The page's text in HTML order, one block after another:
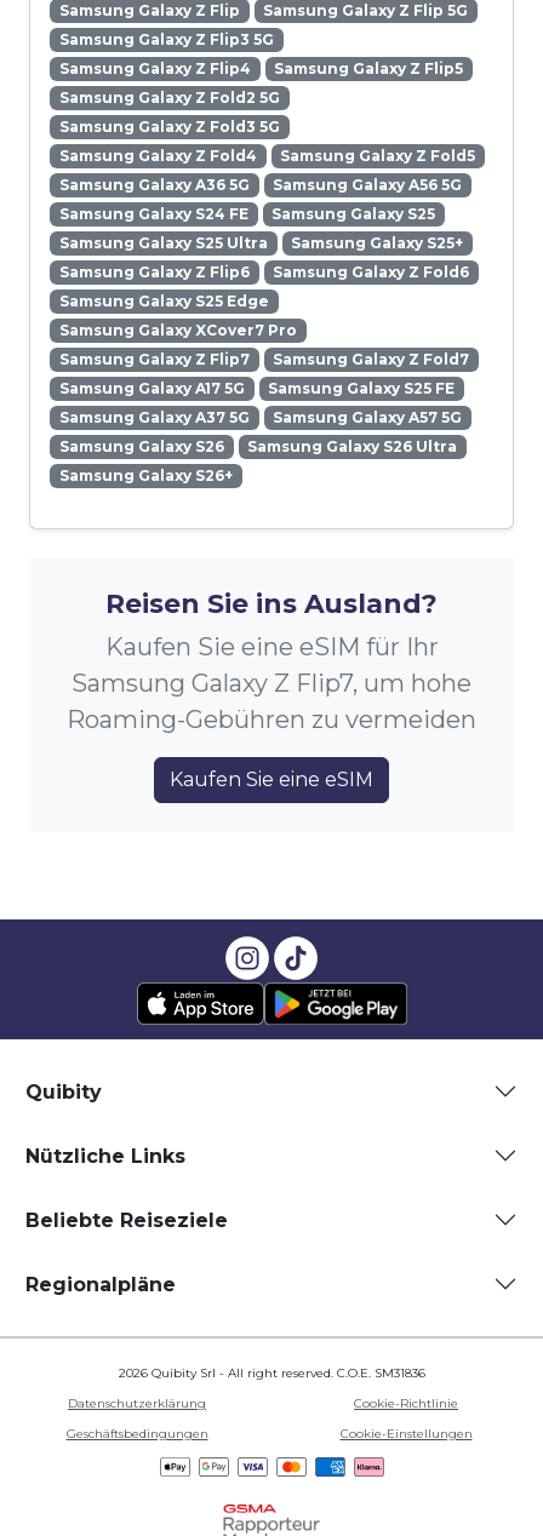
Samsung Galaxy Z Flip
Samsung Galaxy Z Flip 5G
Samsung Galaxy Z Flip3 5G
Samsung Galaxy Z Flip4
Samsung Galaxy Z Flip5
Samsung Galaxy Z Fold2 5G
Samsung Galaxy Z Fold3 5G
Samsung Galaxy Z Fold4
Samsung Galaxy Z Fold5
Samsung Galaxy A36 5G
Samsung Galaxy A56 5G
Samsung Galaxy S24 FE
Samsung Galaxy S25
Samsung Galaxy S25 Ultra
Samsung Galaxy S25+
Samsung Galaxy Z Flip6
Samsung Galaxy Z Fold6
Samsung Galaxy S25 Edge
Samsung Galaxy XCover7 Pro
Samsung Galaxy Z Flip7
Samsung Galaxy Z Fold7
Samsung Galaxy A17 5G
Samsung Galaxy S25 FE
Samsung Galaxy A37 5G
Samsung Galaxy A57 5G
Samsung Galaxy S26
Samsung Galaxy S26 Ultra
Samsung Galaxy S26+
Reisen Sie ins Ausland?
Kaufen Sie eine eSIM für Ihr
Samsung Galaxy Z Flip7, um hohe
Roaming-Gebühren zu vermeiden
Kaufen Sie eine eSIM
Quibity
Nützliche Links
Beliebte Reiseziele
Regionalpläne
2026 Quibity Srl - All right reserved. C.O.E. SM31836
Datenschutzerklärung
Cookie-Richtlinie
Geschäftsbedingungen
Cookie-Einstellungen